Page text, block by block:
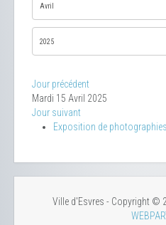
Jour précédent
Mardi 15 Avril 2025
Jour suivant
Exposition de photographies
Ville d'Esvres - Copyright ©